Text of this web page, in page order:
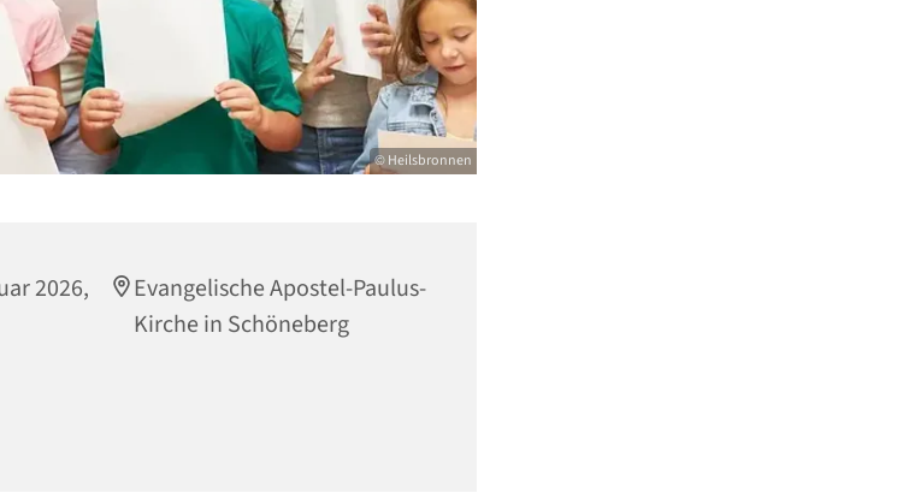
© Heilsbronnen
2026,
Evangelische Apostel-Paulus-
Kirche in Schöneberg